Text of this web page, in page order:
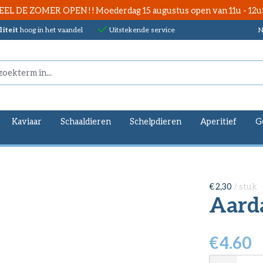
DE ZOMER OPEN ! ! Moederdag 15 augustus open van 11u -
hoog in het vaandel Uitstekende service
Kaviaar Schaaldieren Schelpdieren Aperitief
€ 2,30 / stuk
€4.60